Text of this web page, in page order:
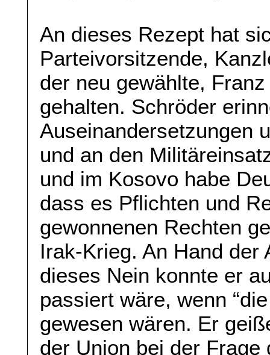
An dieses Rezept hat
Parteivorsitzende,
der neu gewählte,
gehalten. Schröder
Auseinandersetzungen
und an den
und im Kosovo habe
dass es Pflichten und
gewonnenen Rechten
Irak-Krieg. An Hand der
dieses Nein konnte er
passiert wäre, wenn
gewesen wären. Er
der Union bei der